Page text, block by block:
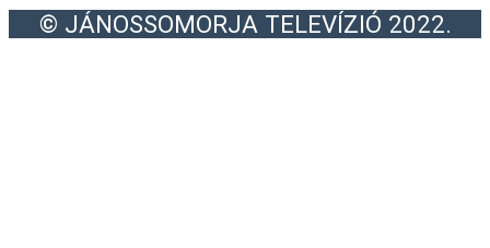
© JÁNOSSOMORJA TELEVÍZIÓ 2022.